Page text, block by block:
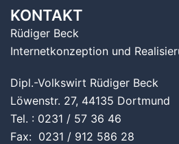
KONTAKT
Rüdiger Beck
Internetkonzeption und
Dipl.-Volkswirt Rüdiger Beck
Löwenstr. 27, 44135 Dortmund
Tel. : 0231 / 57 36 46
Fax: 0231 / 912 586 28